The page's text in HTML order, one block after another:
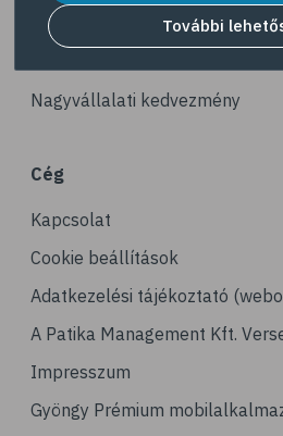
# ízületek
# csontok
# porckopás
# csonttörés
# mozgásszervi problémák
# köszvény
# ínhüvelygyulladás
# tél
Gyöngy Patika Magazin
Nagyvállalati kedvezmény
Cég
Kapcsolat
Cookie beállítások
Adatkezelési tájékoztató
A Patika Management Kft.
Impresszum
Gyöngy Prémium
További